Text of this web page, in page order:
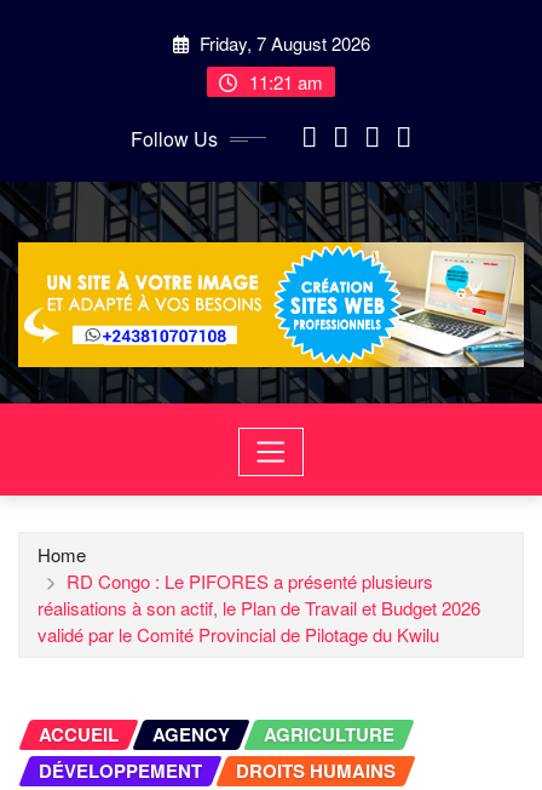
Friday, 7 August 2026
11:21 am
Follow Us
Home
RD Congo : Le PIFORES a présenté plusieurs
réalisations à son actif, le Plan de Travail et Budget 2026
validé par le Comité Provincial de Pilotage du Kwilu
ACCUEIL AGENCY
AGRICULTURE
DÉVELOPPEMENT
DROITS HUMAINS